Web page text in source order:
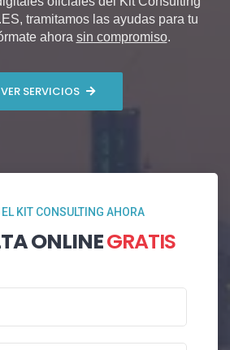
tramitamos las ayudas para tu
ahora sin compromiso.
VER SERVICIOS
KIT CONSULTING AHORA
ONLINEGRATIS